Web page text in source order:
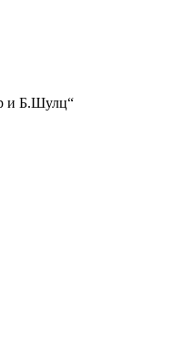
и Б.Шулц“